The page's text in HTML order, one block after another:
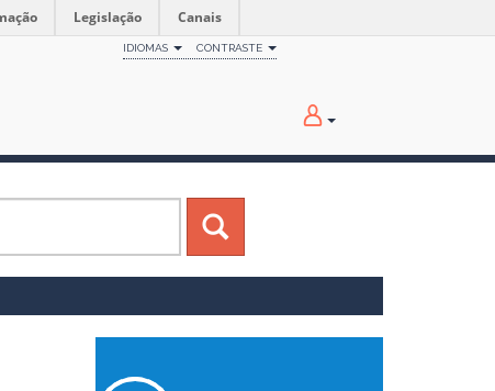
Legislação Canais
IDIOMAS CONTRASTE